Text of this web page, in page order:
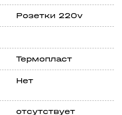
Розетки 220v
Термопласт
Нет
отсутствует